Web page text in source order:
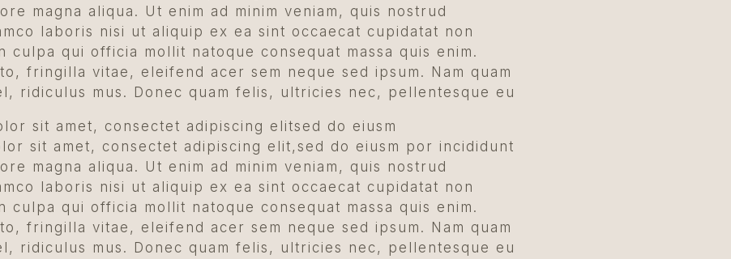
magna aliqua. Ut enim ad minim veniam, quis nostrud
laboris nisi ut aliquip ex ea sint occaecat cupidatat non
culpa qui officia mollit natoque consequat massa quis enim.
fringilla vitae, eleifend acer sem neque sed ipsum. Nam quam
ridiculus mus. Donec quam felis, ultricies nec, pellentesque eu
sit amet, consectet adipiscing elitsed do eiusm
sit amet, consectet adipiscing elit,sed do eiusm por incididunt
magna aliqua. Ut enim ad minim veniam, quis nostrud
laboris nisi ut aliquip ex ea sint occaecat cupidatat non
culpa qui officia mollit natoque consequat massa quis enim.
fringilla vitae, eleifend acer sem neque sed ipsum. Nam quam
ridiculus mus. Donec quam felis, ultricies nec, pellentesque eu